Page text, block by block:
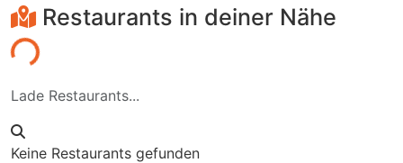
Restaurants in deiner Nähe
Lade Restaurants...
Keine Restaurants gefunden